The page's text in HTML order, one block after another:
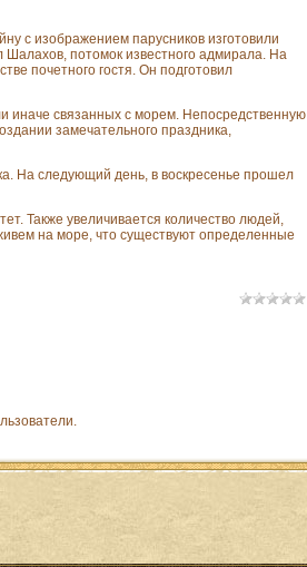
с изображением парусников изготовили
потомок известного адмирала. На
почетного гостя. Он подготовил
иначе связанных с морем. Непосредственную
замечательного праздника,
На следующий день, в воскресенье прошел
Также увеличивается количество людей,
на море, что существуют определенные